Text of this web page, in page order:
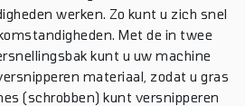
werken. Zo kunt u zich snel
Met de in twee
kunt u uw machine
materiaal, zodat u gras
(schrobben) kunt versnipperen